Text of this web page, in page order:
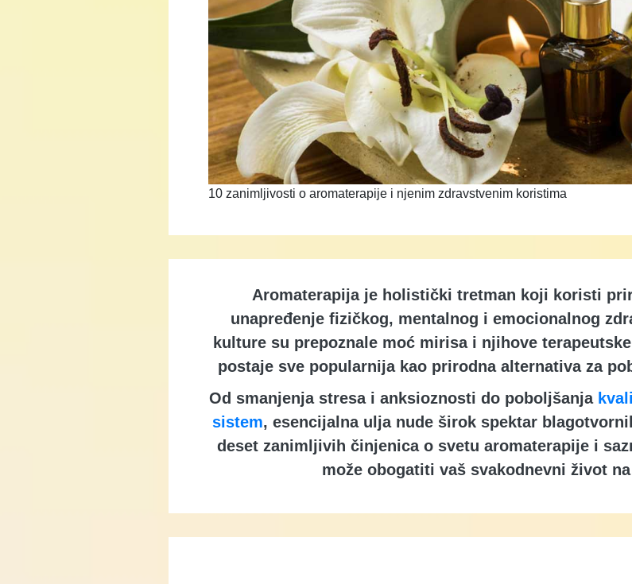
10 zanimljivosti o aromaterapije i njenim zdravstvenim koristima
Aromaterapija je holistički tretman koji koristi
unapređenje fizičkog, mentalnog i emocionalnog
kulture su prepoznale moć mirisa i njihove
postaje sve popularnija kao prirodna alternativa za
Od smanjenja stresa i anksioznosti do poboljšanja
sistem, esencijalna ulja nude širok spektar
deset zanimljivih činjenica o svetu aromaterapije i
može obogatiti vaš svakodnevni život